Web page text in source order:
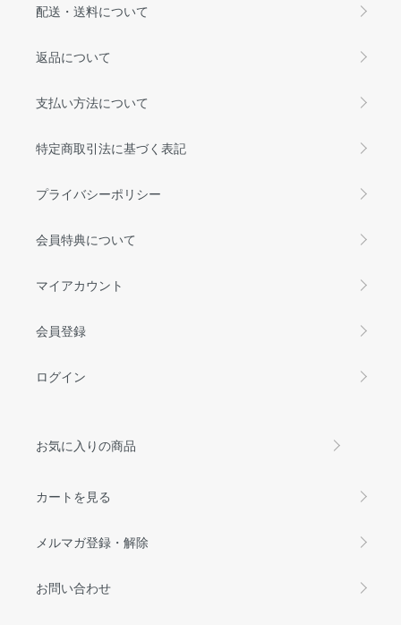
配送・送料について
返品について
支払い方法について
特定商取引法に基づく表記
プライバシーポリシー
会員特典について
マイアカウント
会員登録
ログイン
お気に入りの商品
カートを見る
メルマガ登録・解除
お問い合わせ